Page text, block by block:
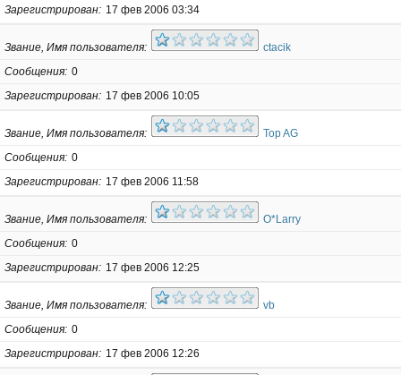
Зарегистрирован
17 фев 2006 03:34
Звание, Имя пользователя
ctacik
Сообщения 0
Зарегистрирован
17 фев 2006 10:05
Звание, Имя пользователя
Top AG
Сообщения 0
Зарегистрирован
17 фев 2006 11:58
Звание, Имя пользователя
O*Larry
Сообщения 0
Зарегистрирован
17 фев 2006 12:25
Звание, Имя пользователя
vb
Сообщения 0
Зарегистрирован
17 фев 2006 12:26